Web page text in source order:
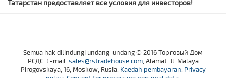
Татарстан предоставляет все условия для инвесторов!
Semua hak dilindungi undang-undang © 2016 Торговый Дом
РСДС. E-mail: sales@rstradehouse.com, Alamat: Jl. Malaya
Pirogovskaya, 16, Moskow, Rusia. Kaedah pembayaran. Privacy